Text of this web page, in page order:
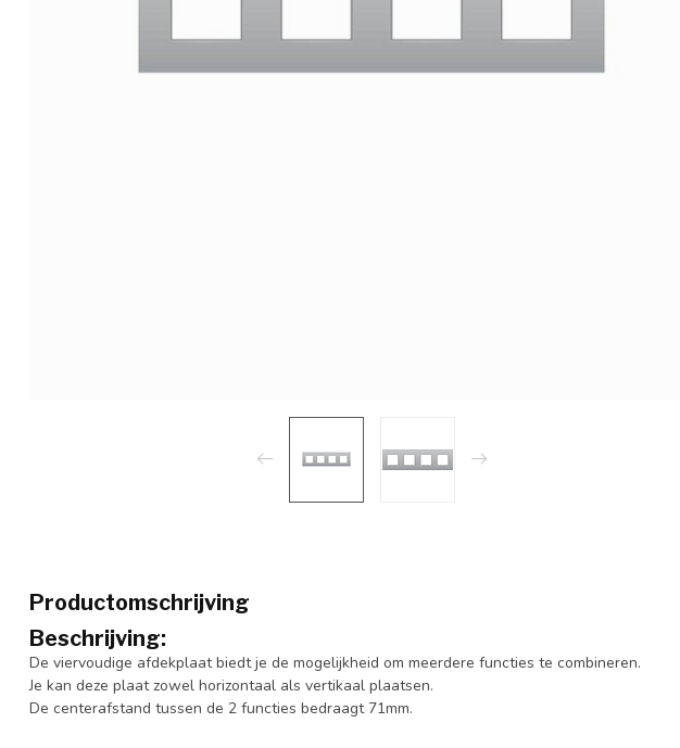
Productomschrijving
Beschrijving:
De viervoudige afdekplaat biedt je de mogelijkheid om meerdere functies te combineren.
Je kan deze plaat zowel horizontaal als vertikaal plaatsen.
De centerafstand tussen de 2 functies bedraagt 71mm.